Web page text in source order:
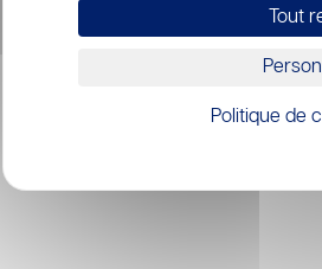
Tout
Politique de